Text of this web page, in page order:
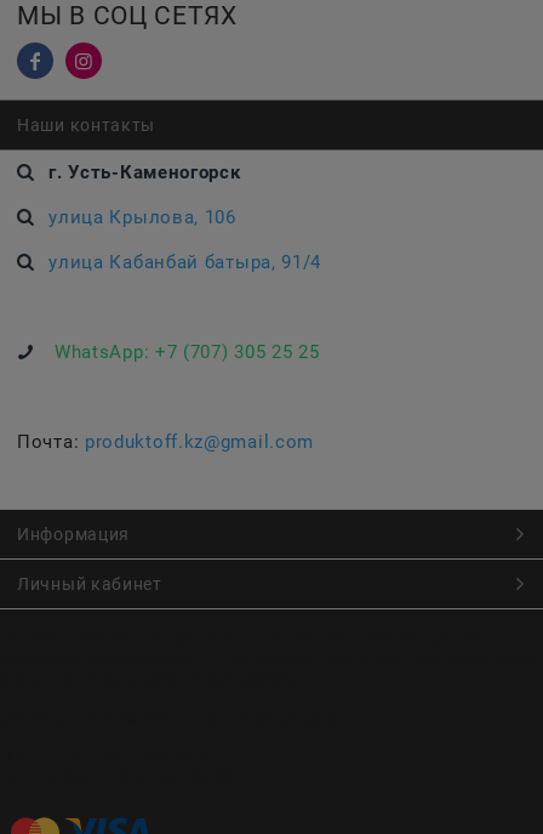
МЫ В СОЦ СЕТЯХ
Наши контакты
г. Усть-Каменогорск
улица Крылова, 106
улица Кабанбай батыра, 91/4
WhatsApp: +7 (707) 305 25 25
Почта: produktoff.kz@gmail.com
Информация
Личный кабинет